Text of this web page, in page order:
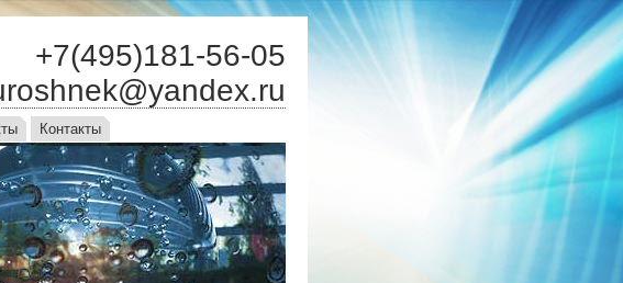
+7(495)181-56-05
Контакты